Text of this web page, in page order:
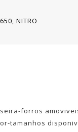
NITRO
forros
tamanhos